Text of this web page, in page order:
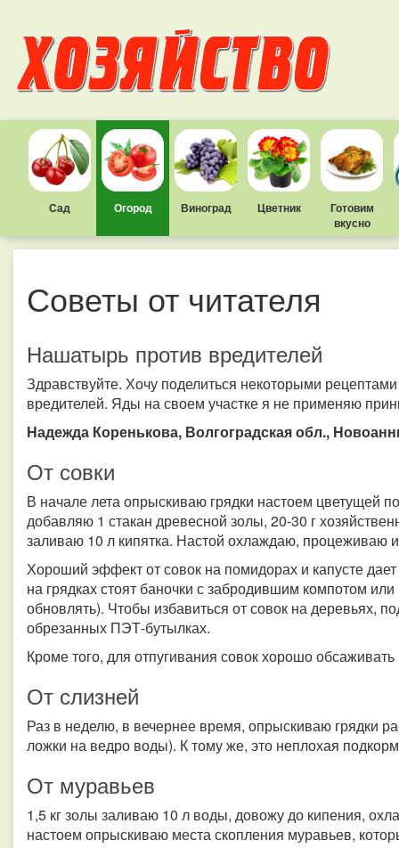
Сад Огород Виноград Цветник
Готовим
вкусно
Советы от читателя
Нашатырь против вредителей
Здравствуйте. Хочу поделиться некоторыми
вредителей. Яды на своем участке я не применяю
Надежда Коренькова, Волгоградская обл.,
От совки
В начале лета опрыскиваю грядки настоем цветущей
добавляю 1 стакан древесной золы, 20-30 г
заливаю 10 л кипятка. Настой охлаждаю, процеживаю
Хороший эффект от совок на помидорах и капусте
на грядках стоят баночки с забродившим компотом
обновлять). Чтобы избавиться от совок на деревьях,
обрезанных ПЭТ-бутылках.
Кроме того, для отпугивания совок хорошо
От слизней
Раз в неделю, в вечернее время, опрыскиваю грядки
ложки на ведро воды). К тому же, это неплохая
От муравьев
1,5 кг золы заливаю 10 л воды, довожу до кипения,
настоем опрыскиваю места скопления муравьев,